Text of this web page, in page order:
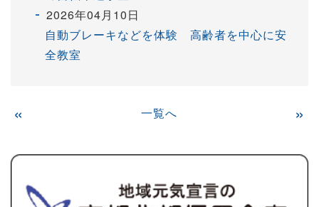
2026年04月10日
自動ブレーキなどを体験 高齢者を中心に安
全教室
« 一覧へ